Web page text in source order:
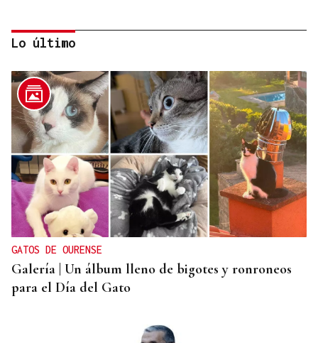
DIA DE GALICIA
Naturales de Galicia celebra el dia de la Patria
gallega venerando al Apóstol Santiago
Lo último
GATOS DE OURENSE
Galería | Un álbum lleno de bigotes y ronroneos
para el Día del Gato